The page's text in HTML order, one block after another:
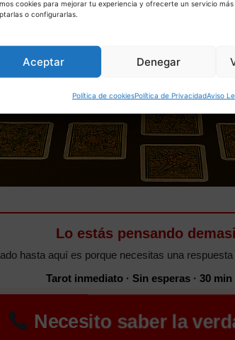
cookies para mejorar tu experiencia y ofrecerte un servicio
o configurarlas.
Aceptar Denegar
Política de cookiesPolítica de PrivacidadAviso
Lo estás pensando
hasta aquí es porque necesitas una respuesta
Tarot inmediato · Sin esperas · 30 min
Necesito saber la